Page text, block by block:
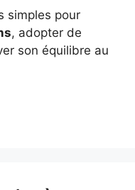
simples pour
, adopter de
son équilibre au